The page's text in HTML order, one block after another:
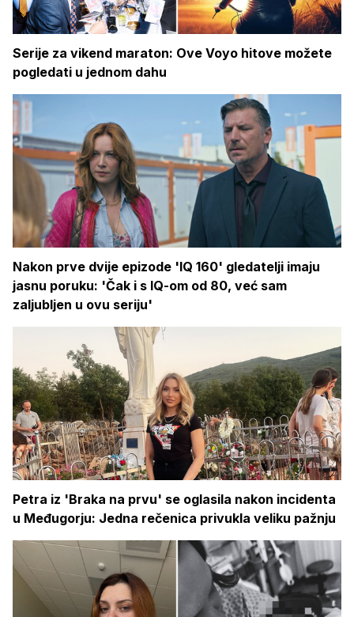
Serije za vikend maraton: Ove Voyo hitove možete
pogledati u jednom dahu
Nakon prve dvije epizode 'IQ 160' gledatelji imaju
jasnu poruku: 'Čak i s IQ-om od 80, već sam
zaljubljen u ovu seriju'
Petra iz 'Braka na prvu' se oglasila nakon incidenta
u Međugorju: Jedna rečenica privukla veliku pažnju